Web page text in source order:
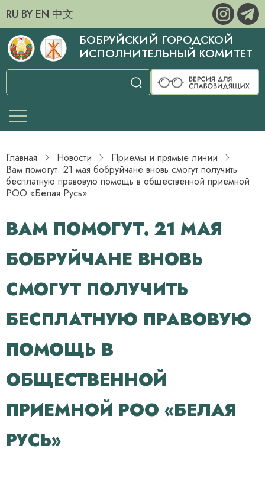
RU BY EN 中文
БОБРУЙСКИЙ ГОРОДСКОЙ
ИСПОЛНИТЕЛЬНЫЙ КОМИТЕТ
Главная Новости
Приемы и прямые линии
Вам помогут. 21 мая бобруйчане вновь смогут получить
бесплатную правовую помощь в общественной приемной
РОО «Белая Русь»
ВАМ ПОМОГУТ. 21 МАЯ
БОБРУЙЧАНЕ ВНОВЬ
СМОГУТ ПОЛУЧИТЬ
БЕСПЛАТНУЮ ПРАВОВУЮ
ПОМОЩЬ В
ОБЩЕСТВЕННОЙ
ПРИЕМНОЙ РОО «БЕЛАЯ
РУСЬ»